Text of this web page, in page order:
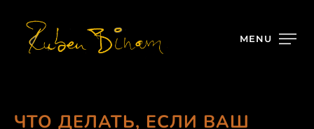
MENU
ЧТО ДЕЛАТЬ, ЕСЛИ ВАШ